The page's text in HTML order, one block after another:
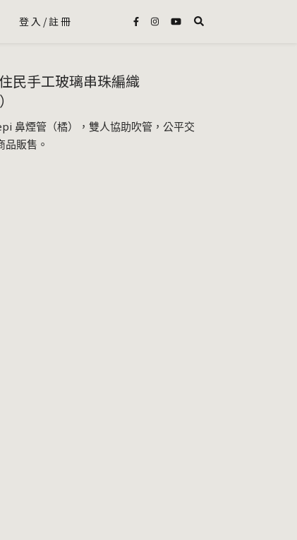
登入/註冊
民手工玻璃串珠編織
鼻煙管（橘），雙人協助吹管，公平交
販售。